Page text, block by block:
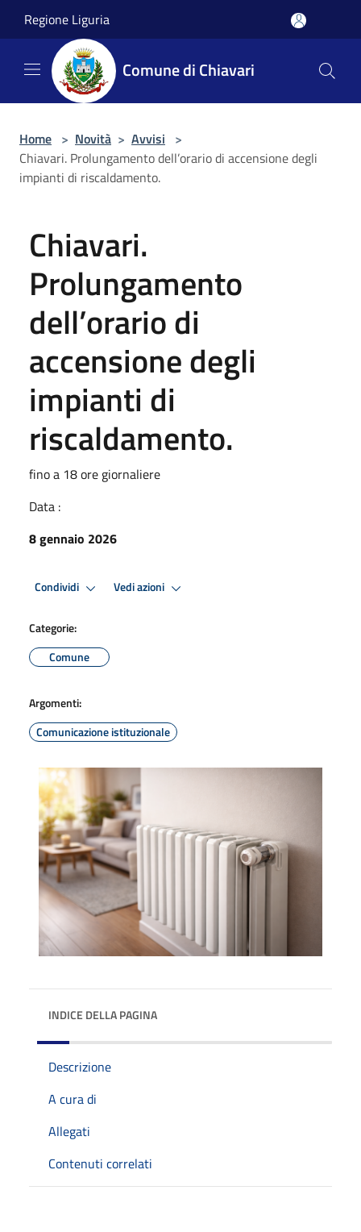
Regione Liguria
Comune di Chiavari
Home > Novità > Avvisi >
Chiavari. Prolungamento dell’orario di accensione degli
impianti di riscaldamento.
Chiavari.
Prolungamento
dell’orario di
accensione degli
impianti di
riscaldamento.
fino a 18 ore giornaliere
Data :
8 gennaio 2026
Condividi Vedi azioni
Categorie:
Comune
Argomenti:
Comunicazione istituzionale
INDICE DELLA PAGINA
Descrizione
A cura di
Allegati
Contenuti correlati